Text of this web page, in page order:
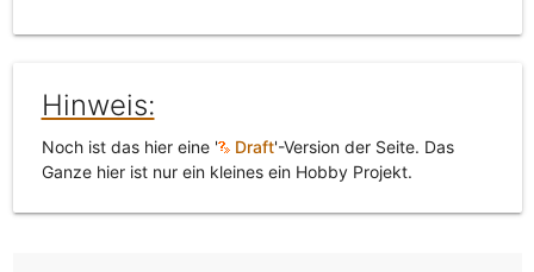
Hinweis:
Noch ist das hier eine ' Draft'-Version der Seite. Das
Ganze hier ist nur ein kleines ein Hobby Projekt.